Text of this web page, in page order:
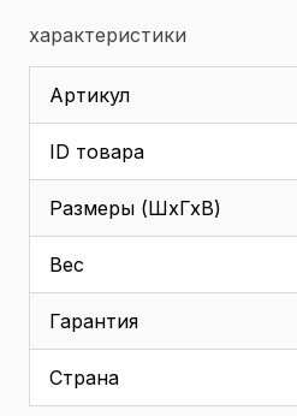
характеристики
Артикул
ID товара
Размеры (ШхГхВ)
Вес
Гарантия
Страна